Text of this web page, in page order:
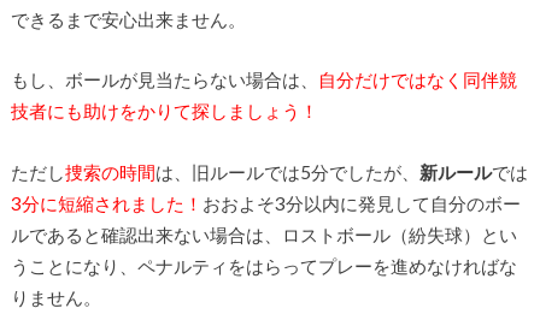
できるまで安心出来ません。
もし、ボールが見当たらない場合は、
自分だけではなく同伴競
技者にも助けをかりて探しましょう！
ただし捜索の時間は、旧ルールでは5分でしたが、 新ルールでは
3分に短縮されました！ おおよそ3分以内に発見して自分のボー
ルであると確認出来ない場合は、ロストボール（紛失球）とい
うことになり、ペナルティをはらってプレーを進めなければな
りません。